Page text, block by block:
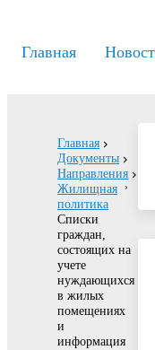
Главная
Главная
Документы
Направления
Жилищная
политика
Списки
граждан,
состоящих на
учете
нуждающихся
в жилых
помещениях
и
информация